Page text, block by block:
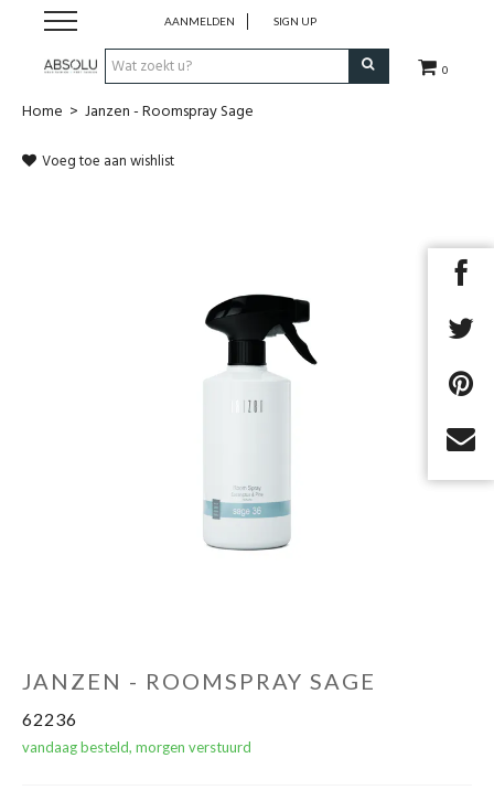
0
AANMELDEN SIGN UP
Webshop Dames
Home > Janzen - Roomspray Sage
Voeg toe aan wishlist
JANZEN - ROOMSPRAY SAGE
62236
vandaag besteld, morgen verstuurd